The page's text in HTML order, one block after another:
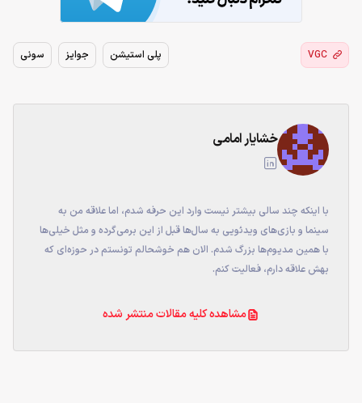
VGC پلی استیشن جوایز سونی
خشایار امامی
با اینکه چند سالی بیشتر نیست وارد این حرفه شدم، اما علاقه من به
سینما و بازی‌های ویدئویی به سال‌ها قبل از این برمی‌گرده و مثل خیلی‌ها
با همین مدیوم‌ها بزرگ شدم. الان هم خوشحالم تونستم در حوزه‌ای که
بهش علاقه دارم، فعالیت کنم.
مشاهده کلیه مقالات منتشر شده